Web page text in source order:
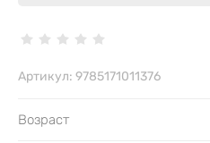
Артикул: 9785171011376
Возраст